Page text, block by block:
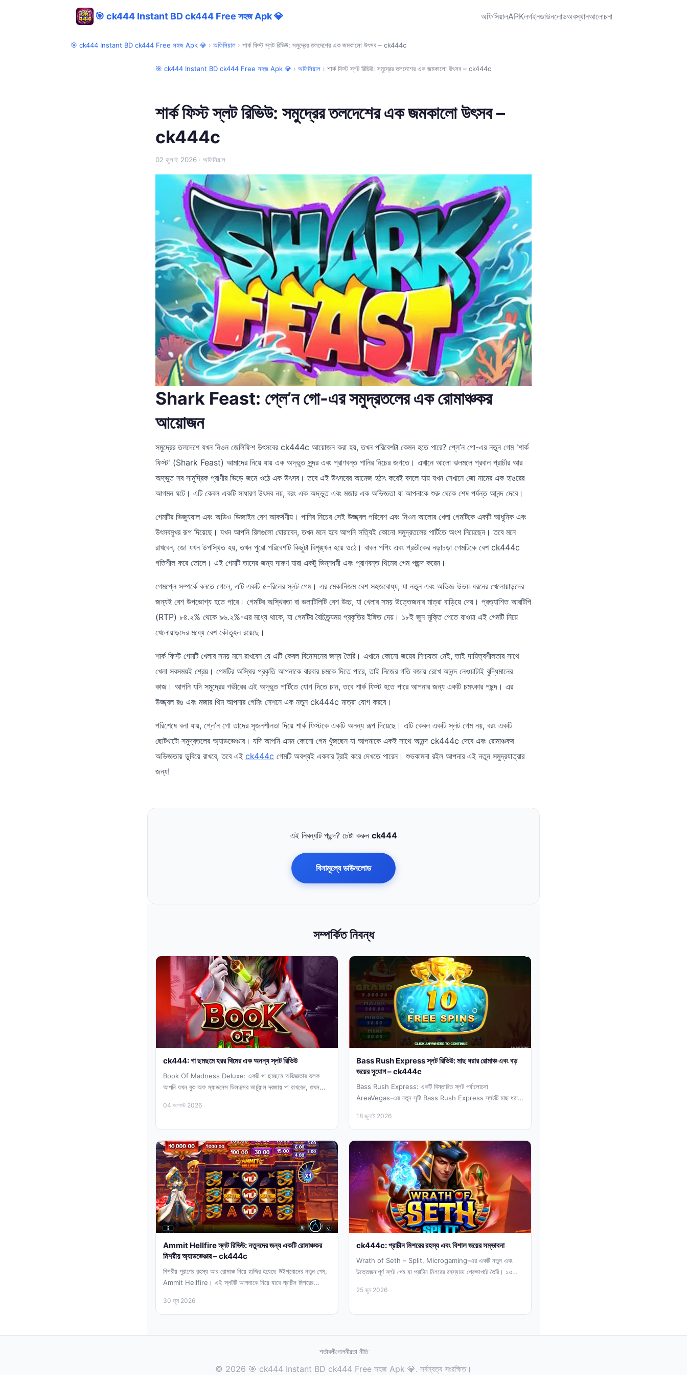
🎯 ck444 Instant BD ck444 Free সহজ Apk 💎 অফিসিয়ালAPKলগইনডাউনলোডঅবস্থানআলোচনা
🎯 ck444 Instant BD ck444 Free সহজ Apk 💎 › অফিসিয়াল › শার্ক ফিস্ট স্লট রিভিউ: সমুদ্রের তলদেশের এক জমকালো উৎসব – ck444c
🎯 ck444 Instant BD ck444 Free সহজ Apk 💎 › অফিসিয়াল › শার্ক ফিস্ট স্লট রিভিউ: সমুদ্রের তলদেশের এক জমকালো উৎসব – ck444c
শার্ক ফিস্ট স্লট রিভিউ: সমুদ্রের তলদেশের এক জমকালো উৎসব –
ck444c
02 জুলাই 2026 · অফিসিয়াল
Shark Feast: প্লে’ন গো-এর সমুদ্রতলের এক রোমাঞ্চকর
আয়োজন
সমুদ্রের তলদেশে যখন নিওন জেলিফিশ উৎসবের ck444c আয়োজন করা হয়, তখন পরিবেশটা কেমন হতে পারে? প্লে’ন গো-এর নতুন গেম 'শার্ক
ফিস্ট' (Shark Feast) আমাদের নিয়ে যায় এক অদ্ভুত সুন্দর এবং প্রাণবন্ত পানির নিচের জগতে। এখানে আলো ঝলমলে প্রবাল প্রাচীর আর
অদ্ভুত সব সামুদ্রিক প্রাণীর ভিড়ে জমে ওঠে এক উৎসব। তবে এই উৎসবের আমেজ হঠাৎ করেই বদলে যায় যখন সেখানে জো নামের এক হাঙরের
আগমন ঘটে। এটি কেবল একটি সাধারণ উৎসব নয়, বরং এক অদ্ভুত এবং মজার এক অভিজ্ঞতা যা আপনাকে শুরু থেকে শেষ পর্যন্ত আনন্দ দেবে।
গেমটির ভিজ্যুয়াল এবং অডিও ডিজাইন বেশ আকর্ষণীয়। পানির নিচের সেই উজ্জ্বল পরিবেশ এবং নিওন আলোর খেলা গেমটিকে একটি আধুনিক এবং
উৎসবমুখর রূপ দিয়েছে। যখন আপনি রিলগুলো ঘোরাবেন, তখন মনে হবে আপনি সত্যিই কোনো সমুদ্রতলের পার্টিতে অংশ নিয়েছেন। তবে মনে
রাখবেন, জো যখন উপস্থিত হয়, তখন পুরো পরিবেশটি কিছুটা বিশৃঙ্খল হয়ে ওঠে। বাবল পপিং এবং প্রতীকের নড়াচড়া গেমটিকে বেশ ck444c
গতিশীল করে তোলে। এই গেমটি তাদের জন্য দারুণ যারা একটু ভিন্নধর্মী এবং প্রাণবন্ত থিমের গেম পছন্দ করেন।
গেমপ্লে সম্পর্কে বলতে গেলে, এটি একটি ৫-রিলের স্লট গেম। এর মেকানিজম বেশ সহজবোধ্য, যা নতুন এবং অভিজ্ঞ উভয় ধরনের খেলোয়াড়দের
জন্যই বেশ উপভোগ্য হতে পারে। গেমটির অস্থিরতা বা ভলাটিলিটি বেশ উচ্চ, যা খেলার সময় উত্তেজনার মাত্রা বাড়িয়ে দেয়। প্রত্যাশিত আরটিপি
(RTP) ৮৪.২% থেকে ৯৬.২%-এর মধ্যে থাকে, যা গেমটির বৈচিত্র্যময় প্রকৃতির ইঙ্গিত দেয়। ১৮ই জুন মুক্তি পেতে যাওয়া এই গেমটি নিয়ে
খেলোয়াড়দের মধ্যে বেশ কৌতূহল রয়েছে।
শার্ক ফিস্ট গেমটি খেলার সময় মনে রাখবেন যে এটি কেবল বিনোদনের জন্য তৈরি। এখানে কোনো জয়ের নিশ্চয়তা নেই, তাই দায়িত্বশীলতার সাথে
খেলা সবসময়ই শ্রেয়। গেমটির অস্থির প্রকৃতি আপনাকে বারবার চমকে দিতে পারে, তাই নিজের গতি বজায় রেখে আনন্দ নেওয়াটাই বুদ্ধিমানের
কাজ। আপনি যদি সমুদ্রের গভীরের এই অদ্ভুত পার্টিতে যোগ দিতে চান, তবে শার্ক ফিস্ট হতে পারে আপনার জন্য একটি চমৎকার পছন্দ। এর
উজ্জ্বল রঙ এবং মজার থিম আপনার গেমিং সেশনে এক নতুন ck444c মাত্রা যোগ করবে।
পরিশেষে বলা যায়, প্লে’ন গো তাদের সৃজনশীলতা দিয়ে শার্ক ফিস্টকে একটি অনন্য রূপ দিয়েছে। এটি কেবল একটি স্লট গেম নয়, বরং একটি
ছোটখাটো সমুদ্রতলের অ্যাডভেঞ্চার। যদি আপনি এমন কোনো গেম খুঁজছেন যা আপনাকে একই সাথে আনন্দ ck444c দেবে এবং রোমাঞ্চকর
অভিজ্ঞতায় ডুবিয়ে রাখবে, তবে এই ck444c গেমটি অবশ্যই একবার ট্রাই করে দেখতে পারেন। শুভকামনা রইল আপনার এই নতুন সমুদ্রযাত্রার
জন্য!
এই নিবন্ধটি পছন্দ? চেষ্টা করুন ck444
বিনামূল্যে ডাউনলোড
সম্পর্কিত নিবন্ধ
ck444: গা ছমছমে হরর থিমের এক অনন্য স্লট রিভিউ
Book Of Madness Deluxe: একটি গা ছমছমে অভিজ্ঞতার ঝলক
আপনি যখন বুক অফ ম্যাডনেস ডিলাক্সের ভার্চুয়াল দরজায় পা রাখবেন, তখন...
04 আগস্ট 2026
Bass Rush Express স্লট রিভিউ: মাছ ধরার রোমাঞ্চ এবং বড়
জয়ের সুযোগ – ck444c
Bass Rush Express: একটি বিস্তারিত স্লট পর্যালোচনা
AreaVegas-এর নতুন সৃষ্টি Bass Rush Express স্লটটি মাছ ধরার
18 জুলাই 2026
Ammit Hellfire স্লট রিভিউ: নতুনদের জন্য একটি রোমাঞ্চকর
মিশরীয় অ্যাডভেঞ্চার – ck444c
মিশরীয় পুরাণের রহস্য আর রোমাঞ্চ নিয়ে হাজির হয়েছে উইশবোনের নতুন গেম,
Ammit Hellfire। এই স্লটটি আপনাকে নিয়ে যাবে প্রাচীন মিশরের...
30 জুন 2026
ck444c: প্রাচীন মিশরের রহস্য এবং বিশাল জয়ের সম্ভাবনা
Wrath of Seth – Split, Microgaming-এর একটি নতুন এবং
উত্তেজনাপূর্ণ স্লট গেম যা প্রাচীন মিশরের রহস্যময় প্রেক্ষাপটে তৈরি। ১৩
25 জুন 2026
শর্তাবলীগোপনীয়তা নীতি
© 2026 🎯 ck444 Instant BD ck444 Free সহজ Apk 💎. সর্বস্বত্ব সংরক্ষিত।